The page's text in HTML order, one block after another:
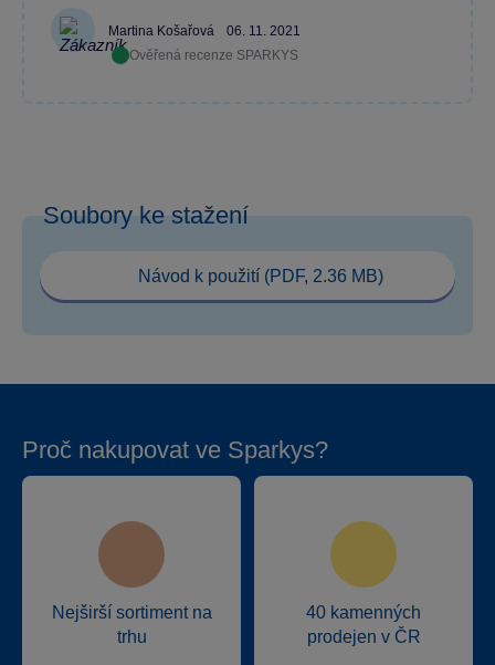
Martina Košařová
06. 11. 2021
Ověřená recenze SPARKYS
Soubory ke stažení
Návod k použití (PDF, 2.36 MB)
Proč nakupovat ve Sparkys?
Nejširší sortiment na
trhu
40 kamenných
prodejen v ČR